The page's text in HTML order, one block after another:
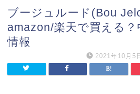
ブージュルード(Bou
amazon/楽天で買える？
情報
2021年10月5